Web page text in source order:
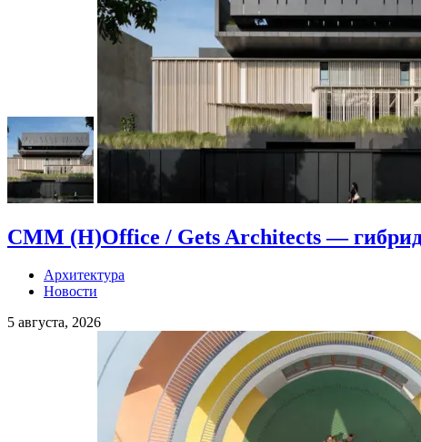
CMM (H)Office / Gets Architects —
Архитектура
Новости
5 августа, 2026